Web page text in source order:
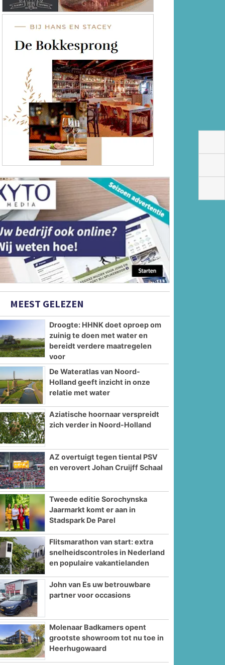
MEEST GELEZEN
Droogte: HHNK doet oproep om
zuinig te doen met water en
bereidt verdere maatregelen
voor
De Wateratlas van Noord-
Holland geeft inzicht in onze
relatie met water
Aziatische hoornaar verspreidt
zich verder in Noord-Holland
AZ overtuigt tegen tiental PSV
en verovert Johan Cruijff Schaal
Tweede editie Sorochynska
Jaarmarkt komt er aan in
Stadspark De Parel
Flitsmarathon van start: extra
snelheidscontroles in Nederland
en populaire vakantielanden
John van Es uw betrouwbare
partner voor occasions
Molenaar Badkamers opent
grootste showroom tot nu toe in
Heerhugowaard